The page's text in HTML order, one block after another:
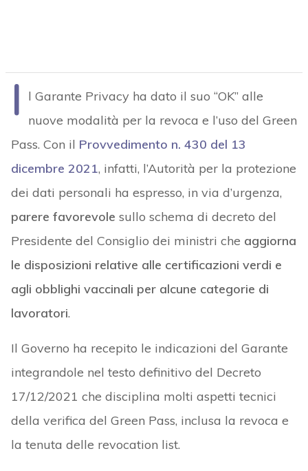
I
l Garante Privacy ha dato il suo “OK” alle
nuove modalità per la revoca e l’uso del Green
Pass. Con il Provvedimento n. 430 del 13
dicembre 2021, infatti, l’Autorità per la protezione
dei dati personali ha espresso, in via d’urgenza,
parere favorevole sullo schema di decreto del
Presidente del Consiglio dei ministri che aggiorna
le disposizioni relative alle certificazioni verdi e
agli obblighi vaccinali per alcune categorie di
lavoratori.
Il Governo ha recepito le indicazioni del Garante
integrandole nel testo definitivo del Decreto
17/12/2021 che disciplina molti aspetti tecnici
della verifica del Green Pass, inclusa la revoca e
la tenuta delle revocation list.